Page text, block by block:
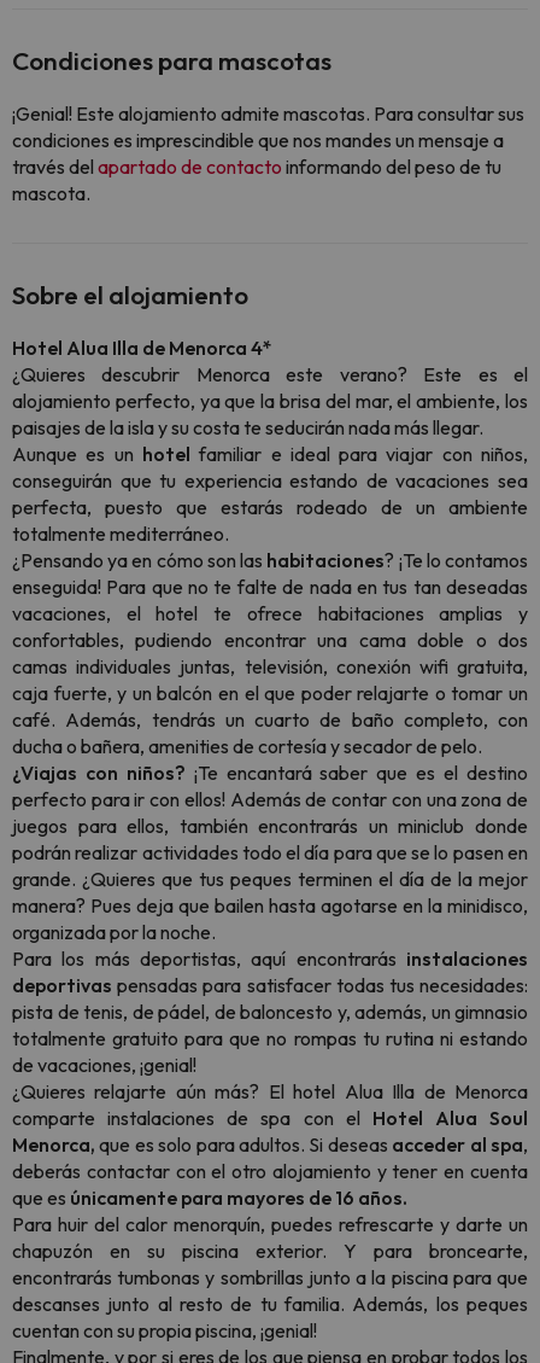
Condiciones para mascotas
¡Genial! Este alojamiento admite mascotas. Para consultar sus
condiciones es imprescindible que nos mandes un mensaje a
través del apartado de contacto informando del peso de tu
mascota.
Sobre el alojamiento
Hotel Alua Illa de Menorca 4*
¿Quieres descubrir Menorca este verano? Este es el
alojamiento perfecto, ya que la brisa del mar, el ambiente, los
paisajes de la isla y su costa te seducirán nada más llegar.
Aunque es un hotelfamiliar e ideal para viajar con niños,
conseguirán que tu experiencia estando de vacaciones sea
perfecta, puesto que estarás rodeado de un ambiente
totalmente mediterráneo.
¿Pensando ya en cómo son las habitaciones? ¡Te lo contamos
enseguida! Para que no te falte de nada en tus tan deseadas
vacaciones, el hotel te ofrece habitaciones amplias y
confortables, pudiendo encontrar una cama doble o dos
camas individuales juntas, televisión, conexión wifi gratuita,
caja fuerte, y un balcón en el que poder relajarte o tomar un
café. Además, tendrás un cuarto de baño completo, con
ducha o bañera, amenities de cortesía y secador de pelo.
¿Viajas con niños? ¡Te encantará saber que es el destino
perfecto para ir con ellos! Además de contar con una zona de
juegos para ellos, también encontrarás un miniclub donde
podrán realizar actividades todo el día para que se lo pasen en
grande. ¿Quieres que tus peques terminen el día de la mejor
manera? Pues deja que bailen hasta agotarse en la minidisco,
organizada por la noche.
Para los más deportistas, aquí encontrarás instalaciones
deportivas pensadas para satisfacer todas tus necesidades:
pista de tenis, de pádel, de baloncesto y, además, un gimnasio
totalmente gratuito para que no rompas tu rutina ni estando
de vacaciones, ¡genial!
¿Quieres relajarte aún más? El hotel Alua Illa de Menorca
comparte instalaciones de spa con el Hotel Alua Soul
Menorca,que es solo para adultos. Si deseas acceder al spa,
deberás contactar con el otro alojamiento y tener en cuenta
que es únicamente para mayores de 16 años.
Para huir del calor menorquín, puedes refrescarte y darte un
chapuzón en su piscina exterior. Y para broncearte,
encontrarás tumbonas y sombrillas junto a la piscina para que
descanses junto al resto de tu familia. Además, los peques
cuentan con su propia piscina, ¡genial!
Finalmente, y por si eres de los que piensa en probar todos los